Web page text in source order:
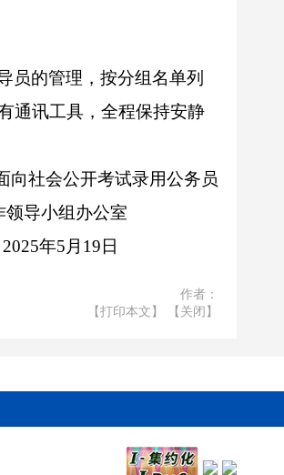
员的管理，按分组名单列
通讯工具，全程保持安静
向社会公开考试录用公务员
领导小组办公室
2025年5月 19 日
作者：
【打印本文】
【关闭】